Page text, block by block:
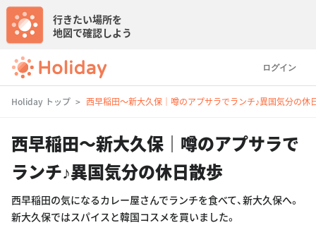
ログイン
行きたい場所を
地図で確認しよう
Holiday トップ 西早稲田〜新大久保｜噂のアプサラでランチ♪異国気分の休
西早稲田〜新大久保｜噂のアプサラで
ランチ♪異国気分の休日散歩
西早稲田の気になるカレー屋さんでランチを食べて、新大久保へ。
新大久保ではスパイスと韓国コスメを買いました。